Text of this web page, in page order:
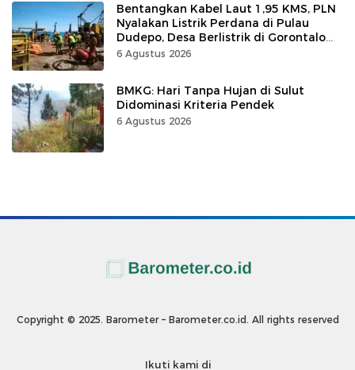
Bentangkan Kabel Laut 1,95 KMS, PLN
Nyalakan Listrik Perdana di Pulau
Dudepo, Desa Berlistrik di Gorontalo
100 Persen
6 Agustus 2026
BMKG: Hari Tanpa Hujan di Sulut
Didominasi Kriteria Pendek
6 Agustus 2026
Copyright © 2025. Barometer – Barometer.co.id. All rights reserved
Ikuti kami di